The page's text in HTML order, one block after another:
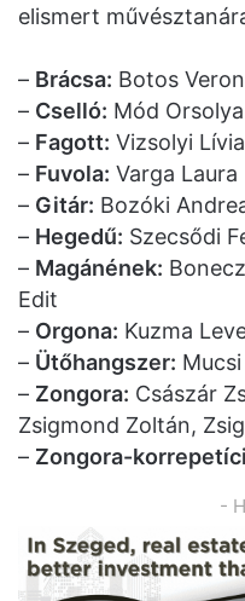
elismert
– Brácsa: Botos
– Cselló: Mód Orsolya
– Fagott: Vizsolyi Lívia
– Fuvola: Varga Laura
– Gitár: Bozóki
– Hegedű: Szecsődi
– Magánének:
Edit
– Orgona: Kuzma
– Ütőhangszer:
– Zongora: Császár
Zsigmond Zoltán,
– Zongora-
-